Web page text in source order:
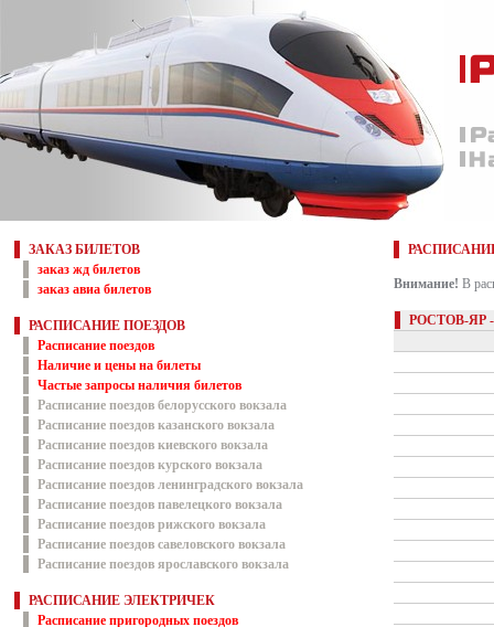
ЗАКАЗ БИЛЕТОВ
заказ жд билетов
заказ авиа билетов
РАСПИСАНИЕ ПОЕЗДОВ
Расписание поездов
Наличие и цены на билеты
Частые запросы наличия билетов
Расписание поездов белорусского вокзала
Расписание поездов казанского вокзала
Расписание поездов киевского вокзала
Расписание поездов курского вокзала
Расписание поездов ленинградского вокзала
Расписание поездов павелецкого вокзала
Расписание поездов рижского вокзала
Расписание поездов савеловского вокзала
Расписание поездов ярославского вокзала
РАСПИСАНИЕ ЭЛЕКТРИЧЕК
Расписание пригородных поездов
Внимание! В
РОСТОВ-ЯР